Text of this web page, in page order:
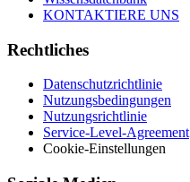
KONTAKTIERE UNS
Rechtliches
Datenschutzrichtlinie
Nutzungsbedingungen
Nutzungsrichtlinie
Service-Level-Agreement
Cookie-Einstellungen